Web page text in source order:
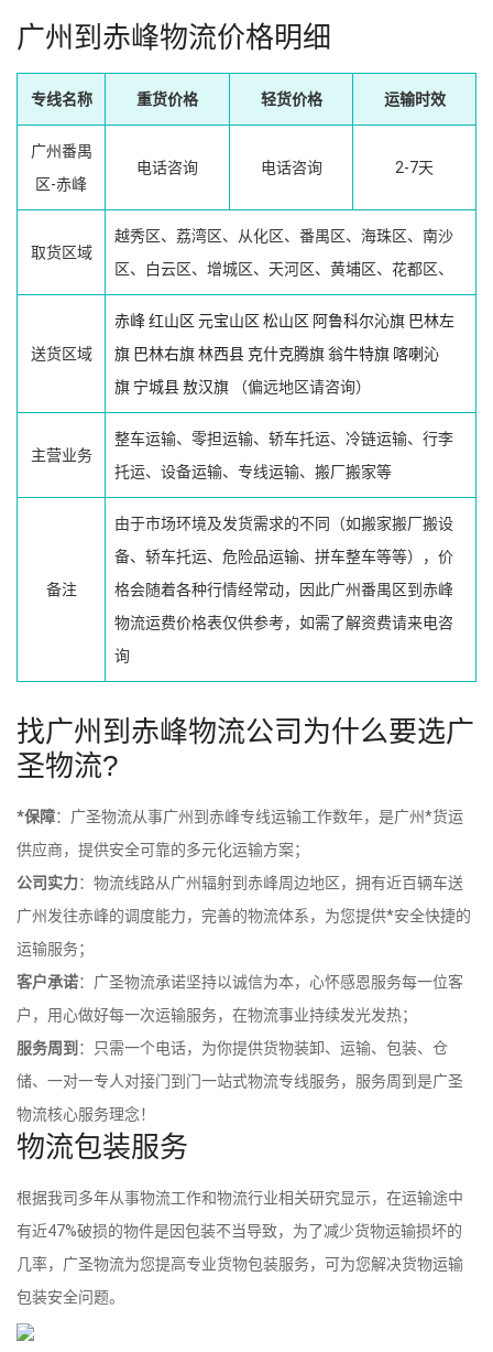
广州到赤峰物流价格明细
专线名称 重货价格 轻货价格 运输时效
广州番禺
区-赤峰
电话咨询 电话咨询 2-7天
取货区域
越秀区、荔湾区、从化区、番禺区、海珠区、南沙
区、白云区、增城区、天河区、黄埔区、花都区、
送货区域
赤峰红山区 元宝山区 松山区 阿鲁科尔沁旗 巴林左
旗 巴林右旗林西县 克什克腾旗翁牛特旗 喀喇沁
旗 宁城县敖汉旗 （偏远地区请咨询）
主营业务
整车运输、零担运输、轿车托运、冷链运输、行李
托运、设备运输、专线运输、搬厂搬家等
备注
由于市场环境及发货需求的不同（如搬家搬厂搬设
备、轿车托运、危险品运输、拼车整车等等），价
格会随着各种行情经常动，因此广州番禺区到赤峰
物流运费价格表仅供参考，如需了解资费请来电咨
询
找广州到赤峰物流公司为什么要选广
圣物流?
*保障：广圣物流从事广州到赤峰专线运输工作数年，是广州*货运
供应商，提供安全可靠的多元化运输方案；
公司实力：物流线路从广州辐射到赤峰周边地区，拥有近百辆车送
广州发往赤峰的调度能力，完善的物流体系，为您提供*安全快捷的
运输服务；
客户承诺：广圣物流承诺坚持以诚信为本，心怀感恩服务每一位客
户，用心做好每一次运输服务，在物流事业持续发光发热；
服务周到 ：只需一个电话，为你提供货物装卸、运输、包装、仓
储、一对一专人对接门到门一站式物流专线服务，服务周到是广圣
物流核心服务理念！
物流包装服务
根据我司多年从事物流工作和物流行业相关研究显示，在运输途中
有近47%破损的物件是因包装不当导致，为了减少货物运输损坏的
几率，广圣物流为您提高专业货物包装服务，可为您解决货物运输
包装安全问题。